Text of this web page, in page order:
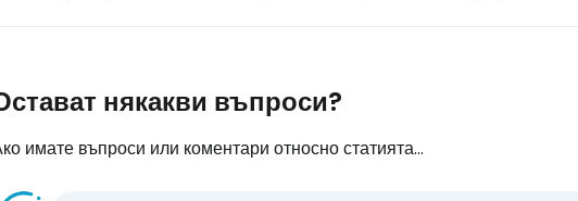
някакви въпроси?
имате въпроси или коментари относно статията...